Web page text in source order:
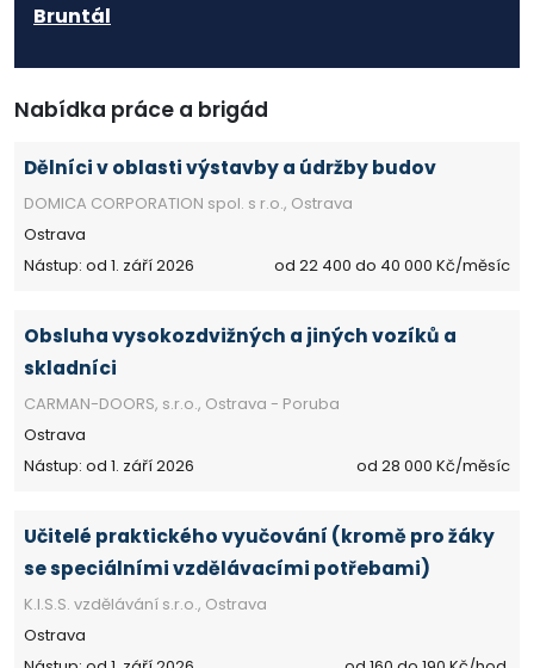
Bruntál
Nabídka práce a brigád
Dělníci v oblasti výstavby a údržby budov
DOMICA CORPORATION spol. s r.o., Ostrava
Ostrava
Nástup: od 1. září 2026
od 22 400 do 40 000 Kč/měsíc
Obsluha vysokozdvižných a jiných vozíků a
skladníci
CARMAN-DOORS, s.r.o., Ostrava - Poruba
Ostrava
Nástup: od 1. září 2026
od 28 000 Kč/měsíc
Učitelé praktického vyučování (kromě pro žáky
se speciálními vzdělávacími potřebami)
K.I.S.S. vzdělávání s.r.o., Ostrava
Ostrava